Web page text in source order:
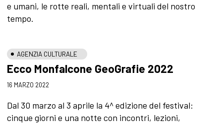
e umani, le rotte reali, mentali e virtuali del nostro
tempo.
AGENZIA CULTURALE
Ecco Monfalcone GeoGrafie 2022
16 MARZO 2022
Dal 30 marzo al 3 aprile la 4^ edizione del festival:
cinque giorni e una notte con incontri, lezioni,